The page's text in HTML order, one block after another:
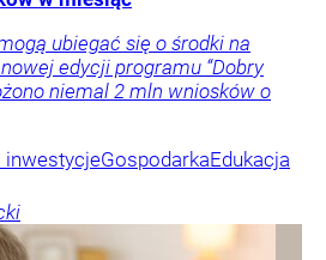
ubiegać się o środki na
edycji programu “Dobry
niemal 2 mln wniosków o
inwestycjeGospodarkaEdukacja